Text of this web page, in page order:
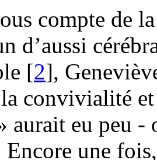
compte de
d’aussi
[2],
la convivialité
aurait eu peu -
Encore une